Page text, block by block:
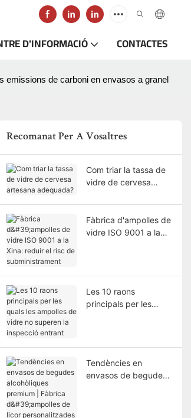
D'INFORMACIÓ CONTACTES
emissions de carboni en envasos a granel
Recomanat Per A Vosaltres
Com triar la tassa de
vidre de cervesa
Fàbrica d'ampolles de
vidre ISO 9001 a la
Les 10 raons
principals per les
Tendències en
envasos de begudes